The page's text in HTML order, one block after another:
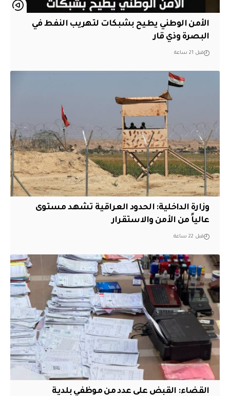
الأمن الوطني يطيح بشبكات لتهريب النفط في
البصرة وذي قار
قبل 21 ساعة
وزارة الداخلية: الحدود العراقية تشهد مستوى
عالياً من الأمن والاستقرار
قبل 22 ساعة
القضاء: القبض على عدد من موظفي بلدية